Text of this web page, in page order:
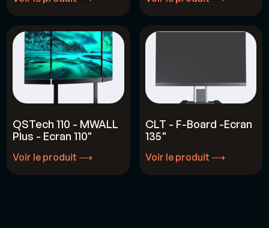
QSTech 110 - MWALL
Plus - Ecran 110"
Voir le produit ⟶
CLT - F-Board -Ecran
135"
Voir le produit ⟶